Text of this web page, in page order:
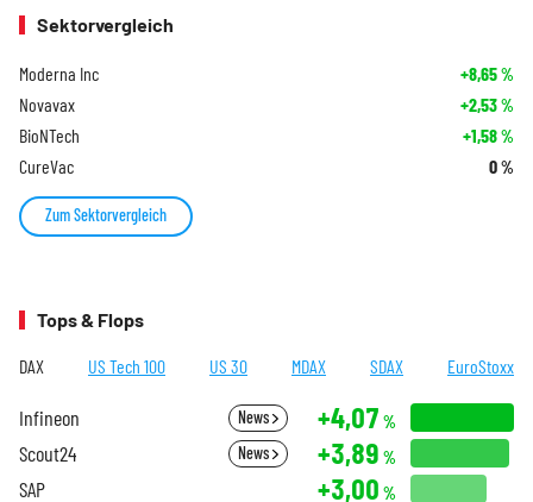
Sektorvergleich
Moderna Inc +8,65%
Novavax +2,53%
BioNTech +1,58%
CureVac 0%
Zum Sektorvergleich
Tops & Flops
DAX US Tech 100 US 30 MDAX SDAX EuroStoxx
Infineon News +4,07 %
Scout24 News +3,89 %
SAP +3,00 %